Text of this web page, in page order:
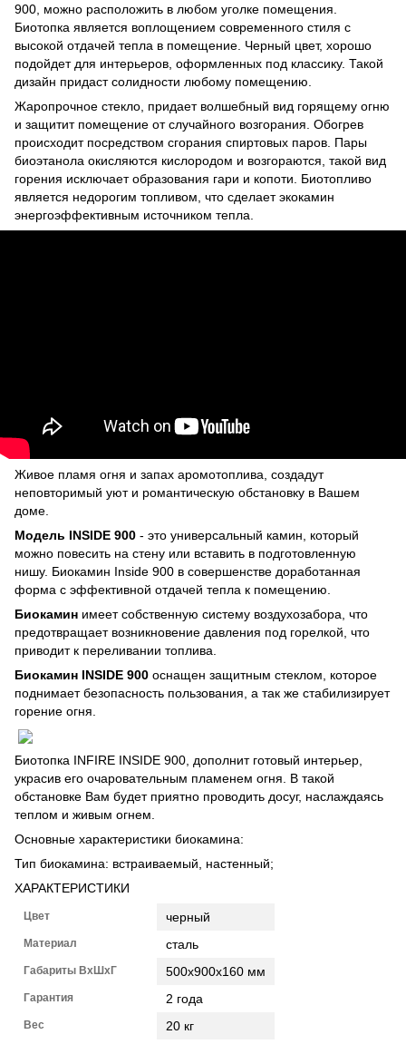
900, можно расположить в любом уголке помещения.
Биотопка является воплощением современного стиля с
высокой отдачей тепла в помещение. Черный цвет, хорошо
подойдет для интерьеров, оформленных под классику. Такой
дизайн придаст солидности любому помещению.
Жаропрочное стекло, придает волшебный вид горящему огню
и защитит помещение от случайного возгорания. Обогрев
происходит посредством сгорания спиртовых паров. Пары
биоэтанола окисляются кислородом и возгораются, такой вид
горения исключает образования гари и копоти. Биотопливо
является недорогим топливом, что сделает экокамин
энергоэффективным источником тепла.
Живое пламя огня и запах аромотоплива, создадут
неповторимый уют и романтическую обстановку в Вашем
доме.
Модель INSIDE 900 - это универсальный камин, который
можно повесить на стену или вставить в подготовленную
нишу. Биокамин Inside 900 в совершенстве доработанная
форма с эффективной отдачей тепла к помещению.
Биокамин имеет собственную систему воздухозабора, что
предотвращает возникновение давления под горелкой, что
приводит к переливании топлива.
Биокамин INSIDE 900 оснащен защитным стеклом, которое
поднимает безопасность пользования, а так же стабилизирует
горение огня.
Биотопка INFIRE INSIDE 900, дополнит готовый интерьер,
украсив его очаровательным пламенем огня. В такой
обстановке Вам будет приятно проводить досуг, наслаждаясь
теплом и живым огнем.
Основные характеристики биокамина:
Тип биокамина: встраиваемый, настенный;
ХАРАКТЕРИСТИКИ
Цвет черный
Материал сталь
Габариты ВxШxГ 500х900х160 мм
Гарантия 2 года
Вес 20 кг